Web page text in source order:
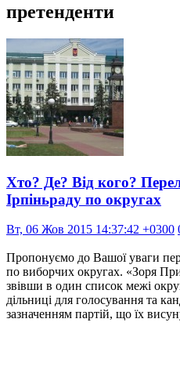
претенденти
Хто? Де? Від кого?
Ірпіньраду по округах
Вт, 06 Жов 2015 14:37:42 +0300
Пропонуємо до Вашої уваги
по виборчих округах. «Зоря
звівши в один список межі
дільниці для голосування та
зазначенням партій, що їх